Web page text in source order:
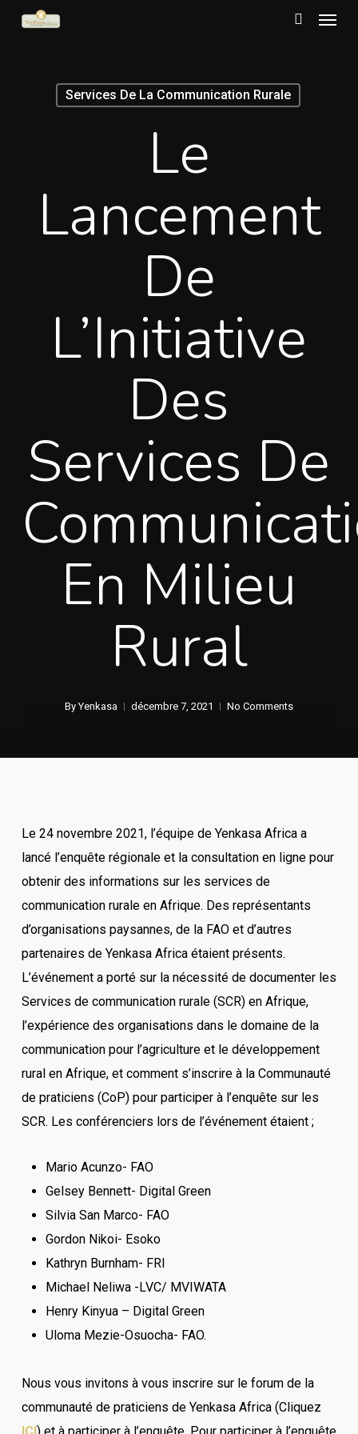
Skip
Services De La Communication Rurale
Le
Lancement
De
L’Initiative
Des
Services De
En Milieu
Rural
By Yenkasa décembre 7, 2021 No Comments
Le 24 novembre 2021, l’équipe de Yenkasa Africa a
lancé l’enquête régionale et la consultation en ligne pour
obtenir des informations sur les services de
communication rurale en Afrique. Des représentants
d’organisations paysannes, de la FAO et d’autres
partenaires de Yenkasa Africa étaient présents.
L’événement a porté sur la nécessité de documenter les
Services de communication rurale (SCR) en Afrique,
l’expérience des organisations dans le domaine de la
communication pour l’agriculture et le développement
rural en Afrique, et comment s’inscrire à la Communauté
de praticiens (CoP) pour participer à l’enquête sur les
SCR. Les conférenciers lors de l’événement étaient ;
Mario Acunzo- FAO
Gelsey Bennett- Digital Green
Silvia San Marco- FAO
Gordon Nikoi- Esoko
Kathryn Burnham- FRI
Michael Neliwa -LVC/ MVIWATA
Henry Kinyua – Digital Green
Uloma Mezie-Osuocha- FAO.
Nous vous invitons à vous inscrire sur le forum de la
communauté de praticiens de Yenkasa Africa (Cliquez